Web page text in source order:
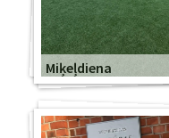
Miķeļdiena